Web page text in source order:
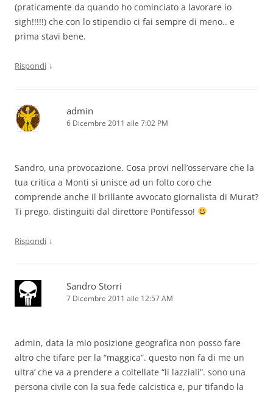
(praticamente da quando ho cominciato a lavorare io
sigh!!!!!) che con lo stipendio ci fai sempre di meno.. e
prima stavi bene.
Rispondi ↓
admin
6 Dicembre 2011 alle 7:02 PM
Sandro, una provocazione. Cosa provi nell’osservare che la
tua critica a Monti si unisce ad un folto coro che
comprende anche il brillante avvocato giornalista di Murat?
Ti prego, distinguiti dal direttore Pontifesso!
Rispondi ↓
Sandro Storri
7 Dicembre 2011 alle 12:57 AM
admin, data la mio posizione geografica non posso fare
altro che tifare per la “maggica”. questo non fa di me un
ultra’ che va a prendere a coltellate “li lazziali”. sono una
persona civile con la sua fede calcistica e, pur tifando la